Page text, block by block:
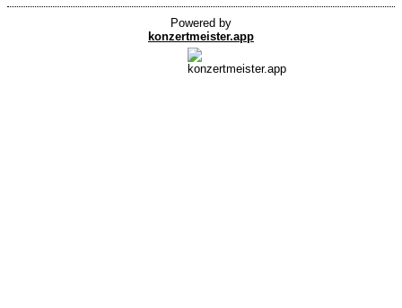
Powered by
konzertmeister.app